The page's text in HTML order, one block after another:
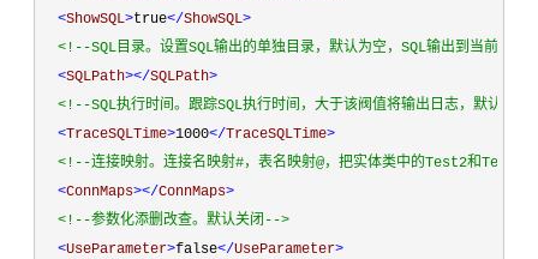
<ShowSQL>true</ShowSQL>
<!--SQL目录。设置SQL输出的单独目录，默认为空，SQL输出到当前日
<SQLPath></SQLPath>
<!--SQL执行时间。跟踪SQL执行时间，大于该阀值将输出日志，默认
<TraceSQLTime>1000</TraceSQLTime>
<!--连接映射。连接名映射#，表名映射@，把实体类中的Test2和Test3
<ConnMaps></ConnMaps>
<!--参数化添删改查。默认关闭 -->
<UseParameter>false</UseParameter>